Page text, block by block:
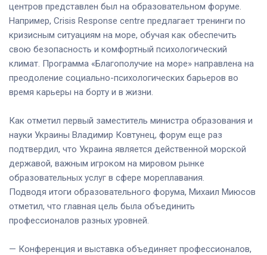
центров представлен был на образовательном форуме.
Например, Crisis Response centre предлагает тренинги по
кризисным ситуациям на море, обучая как обеспечить
свою безопасность и комфортный психологический
климат. Программа «Благополучие на море» направлена на
преодоление социально-психологических барьеров во
время карьеры на борту и в жизни.
Как отметил первый заместитель министра образования и
науки Украины Владимир Ковтунец, форум еще раз
подтвердил, что Украина является действенной морской
державой, важным игроком на мировом рынке
образовательных услуг в сфере мореплавания.
Подводя итоги образовательного форума, Михаил Миюсов
отметил, что главная цель была объединить
профессионалов разных уровней.
— Конференция и выставка объединяет профессионалов,